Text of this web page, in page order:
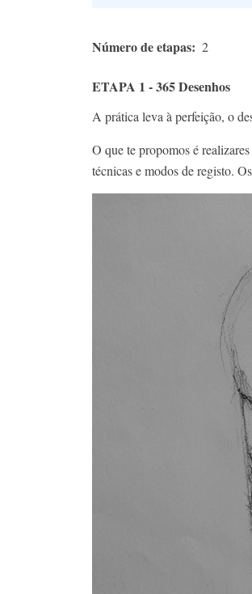
Número de etapas 2
ETAPA 1 - 365 Desenhos
A prática leva à perfeição, o
O que te propomos é
técnicas e modos de registo.